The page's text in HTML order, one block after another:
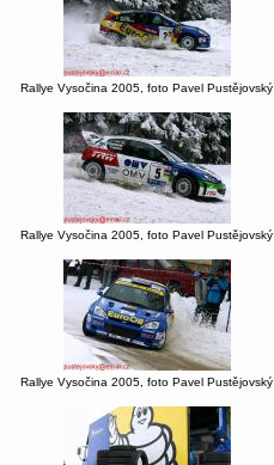
Rallye Vysočina 2005, foto Pavel Pustějovský
Rallye Vysočina 2005, foto Pavel Pustějovský
Rallye Vysočina 2005, foto Pavel Pustějovský